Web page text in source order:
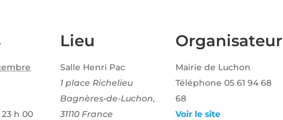
h 00
Lieu
Salle Henri Pac
1 place Richelieu
Bagnères-de-Luchon,
31110 France
Organisateur
Mairie de Luchon
Téléphone05 61 94 68
68
Voir le site